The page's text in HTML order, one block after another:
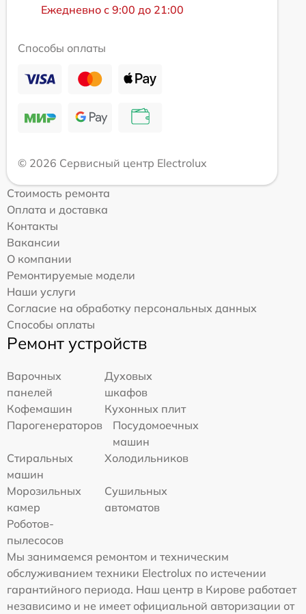
Ежедневно с 9:00 до 21:00
Способы оплаты
© 2026 Сервисный центр Electrolux
Стоимость ремонта
Оплата и доставка
Контакты
Вакансии
О компании
Ремонтируемые модели
Наши услуги
Согласие на обработку персональных данных
Способы оплаты
Ремонт устройств
Варочных
панелей
Духовых
шкафов
Кофемашин
Кухонных плит
Парогенераторов
Посудомоечных
машин
Стиральных
машин
Холодильников
Морозильных
камер
Сушильных
автоматов
Роботов-
пылесосов
Мы занимаемся ремонтом и техническим
обслуживанием техники Electrolux по истечении
гарантийного периода. Наш центр в Кирове работает
независимо и не имеет официальной авторизации от